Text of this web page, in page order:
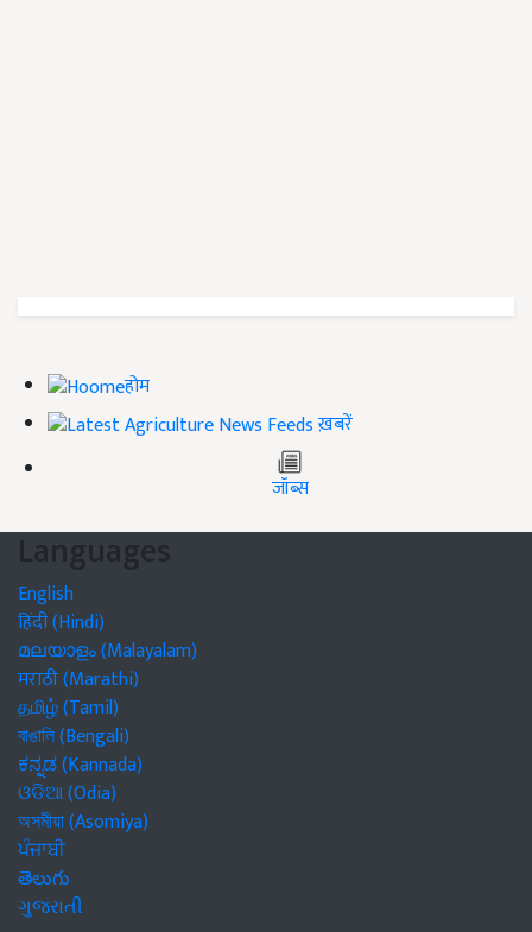
होम
ख़बरें
जॉब्स
Languages
English
हिंदी (Hindi)
മലയാളം (Malayalam)
मराठी (Marathi)
தமிழ் (Tamil)
বাঙালি (Bengali)
ಕನ್ನಡ (Kannada)
ଓଡିଆ (Odia)
অসমীয়া (Asomiya)
ਪੰਜਾਬੀ
తెలుగు
ગુજરાતી